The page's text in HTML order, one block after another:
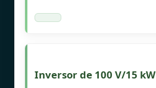
Inversor de 100 V/15 kW